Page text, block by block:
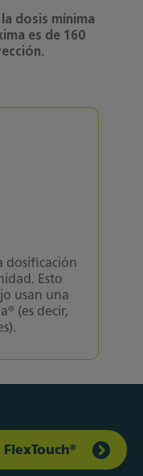
la dosis mínima
es de 160
dosificación
Esto
usan una
®
(es decir,
FlexTouch®